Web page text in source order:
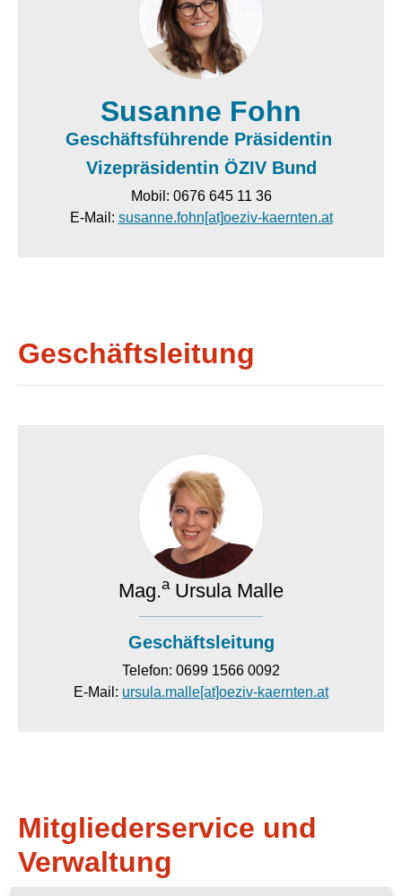
Susanne Fohn
Geschäftsführende Präsidentin
Vizepräsidentin ÖZIV Bund
Mobil: 0676 645 11 36
E-Mail: susanne.fohn[at]oeziv-kaernten.at
Geschäftsleitung
Mag.aUrsula Malle
Geschäftsleitung
Telefon: 0699 1566 0092
E-Mail: ursula.malle[at]oeziv-kaernten.at
Mitgliederservice und
Verwaltung